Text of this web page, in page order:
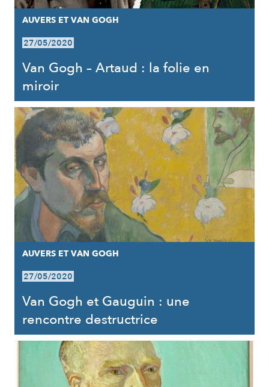
AUVERS ET VAN GOGH
27/05/2020
Van Gogh – Artaud : la folie en
miroir
AUVERS ET VAN GOGH
27/05/2020
Van Gogh et Gauguin : une
rencontre destructrice